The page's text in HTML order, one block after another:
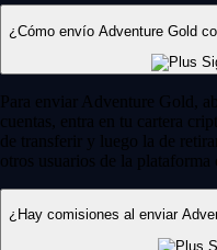
¿Cómo envío Adventure Gold
Para enviar Adventure Gold,
cuentas, entra en tu cartera
de transferir y luego la de
otros usuarios de la plataforma
¿Hay comisiones al enviar